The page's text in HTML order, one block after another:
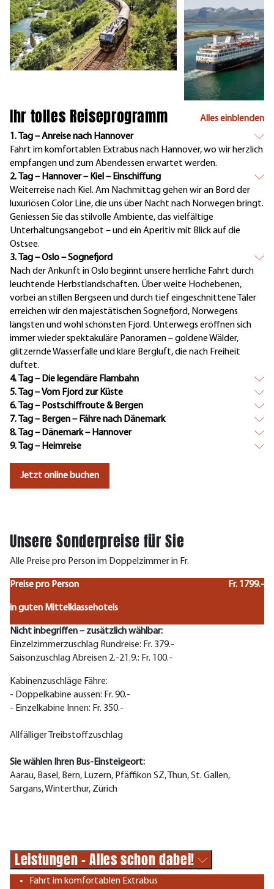
Ihr tolles Reiseprogramm
Alles einblenden
1. Tag – Anreise nach Hannover
Fahrt im komfortablen Extrabus nach Hannover, wo wir herzlich
empfangen und zum Abendessen erwartet werden.
2. Tag – Hannover – Kiel – Einschiffung
Weiterreise nach Kiel. Am Nachmittag gehen wir an Bord der
luxuriösen Color Line, die uns über Nacht nach Norwegen bringt.
Geniessen Sie das stilvolle Ambiente, das vielfältige
Unterhaltungsangebot – und ein Aperitiv mit Blick auf die
Ostsee.
3. Tag – Oslo – Sognefjord
Nach der Ankunft in Oslo beginnt unsere herrliche Fahrt durch
leuchtende Herbstlandschaften. Über weite Hochebenen,
vorbei an stillen Bergseen und durch tief eingeschnittene Täler
erreichen wir den majestätischen Sognefjord, Norwegens
längsten und wohl schönsten Fjord. Unterwegs eröffnen sich
immer wieder spektakuläre Panoramen – goldene Wälder,
glitzernde Wasserfälle und klare Bergluft, die nach Freiheit
duftet.
4. Tag – Die legendäre Flambahn
5. Tag – Vom Fjord zur Küste
6. Tag – Postschiffroute & Bergen
7. Tag – Bergen – Fähre nach Dänemark
8. Tag – Dänemark – Hannover
9. Tag – Heimreise
Jetzt online buchen
Unsere Sonderpreise für Sie
Alle Preise pro Person im Doppelzimmer in Fr.
Preise pro Person Fr. 1799.-
in guten Mittelklassehotels
Nicht inbegriffen – zusätzlich wählbar:
Einzelzimmerzuschlag Rundreise: Fr. 379.-
Saisonzuschlag Abreisen 2.-21.9.: Fr. 100.-
Kabinenzuschläge Fähre:
- Doppelkabine aussen: Fr. 90.-
- Einzelkabine Innen: Fr. 350.-
Allfälliger Treibstoffzuschlag
Sie wählen Ihren Bus-Einsteigeort:
Aarau, Basel, Bern, Luzern, Pfäffikon SZ, Thun, St. Gallen,
Sargans, Winterthur, Zürich
Leistungen - Alles schon dabei!
Fahrt im komfortablen Extrabus